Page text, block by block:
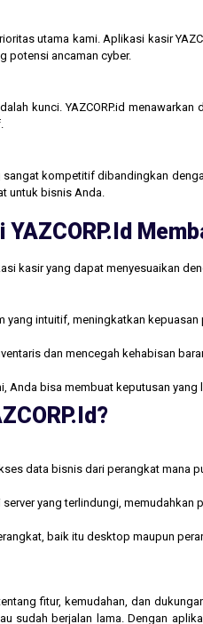
utama kami. Aplikasi kasir
potensi ancaman cyber.
kunci. YAZCORP.id
sangat kompetitif dibandingkan
untuk bisnis Anda.
kasir yang dapat menyesuaikan
intuitif, meningkatkan kepuasan
dan mencegah kehabisan
Anda bisa membuat keputusan
data bisnis dari perangkat mana
yang terlindungi, memudahkan
baik itu desktop maupun
fitur, kemudahan, dan
sudah berjalan lama. Dengan